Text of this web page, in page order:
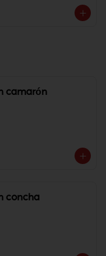
camarón
concha